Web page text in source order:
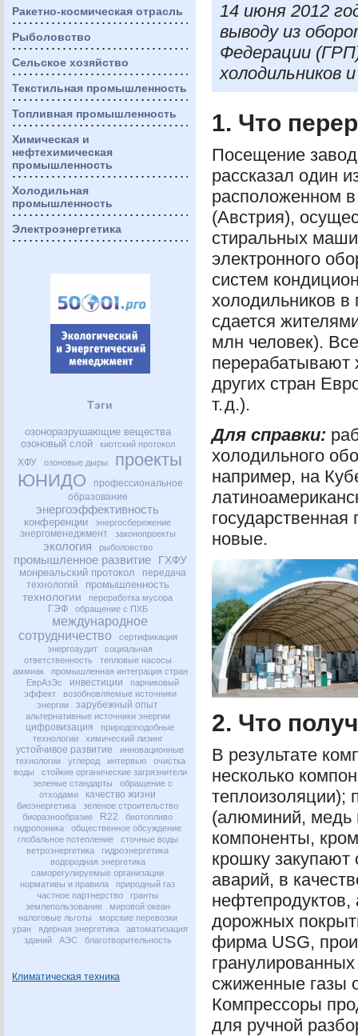
Ракетно-космическая отрасль
Рыболовство
Сельское хозяйство
Текстильная промышленность
Топливная промышленность
Химическая и
нефтехимическая
промышленность
Холодильная
промышленность
Электроэнергетика
Тэги
озоноразрушающие вещества
озоновый слой
киотский протокол
ХФУ озоновые дыры
проекты
ЮНИДО
профессиональное
образование
энергоэффективность
конференции энергосбережение
энергоменеджмент законопроекты
экология рыболовство
промышленное развитие ГХФУ
монреальский протокол
передача
технологий
промышленность
технологии переработка мусора
ГЭФ обращение с ПХБ
международное
сотрудничество
сертификация
энергоаудит
социальная
ответственность
тепловые насосы
аммиак
промышленная интеграция стран
ЕврАзЭс
инвестиции
парниковый
эффект
возобновляемые источники
энергии
зарубежный опыт
альтернативные источники энергии
цифровизация
природоподобные
технологии
химический лизинг
устойчивое развитие
инновационные
технологии
углерод интервью
очистка
воды
стойкие органические загрязнители
зеленые стандарты
обращение с
отходами
качество жизни
биоэнергетика
зеленое строительство
биоразнообразие
R22
биотопливо
гидропоника
общественное обсуждение
глобальное потепление
сточные воды
ветроэнергетика
гидроэнергетика
водородная энергетика
саморегулируемые организации
нормативы и правила
природный газ
частное партнерство
гранты
землепользование
мировой океан
налоговые льготы
морские перевозки
уран
ядерная энергетика
автоматизация
зданий
АЭС благотворительность
Климатическая техника
14 июня 2012
выводу из
Федерации (ГРП
холодильников
1. Что
Посещение
рассказал один
расположенном
(Австрия),
стиральных
электронного
систем
холодильников в
сдается
млн человек).
перерабатывают
других стран
т. д.).
Для справки:
холодильного
например, на
новые.
2. Что
В результате
несколько
теплоизоляции);
(алюминий, медь
компоненты,
крошку
аварий, в
дорожных
фирма USG,
сжиженные газы
Компрессоры
для ручной